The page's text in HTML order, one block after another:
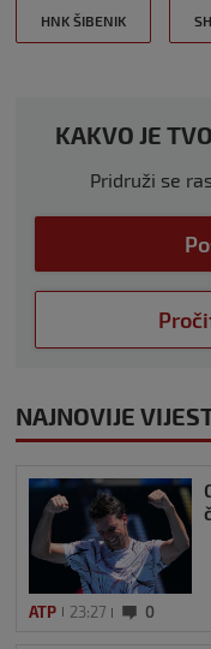
HNK ŠIBENIK
KAKVO JE
Pridruži se
NAJNOVIJE
ATP 23:27 0